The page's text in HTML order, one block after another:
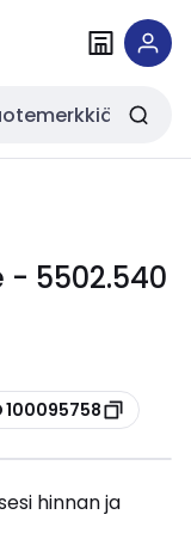
- 5502.540
100095758
hinnan ja